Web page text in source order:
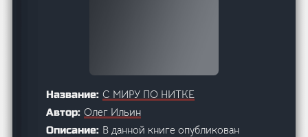
Название:С МИРУ ПО НИТКЕ
Автор:Олег Ильин
Описание: В данной книге опубликован